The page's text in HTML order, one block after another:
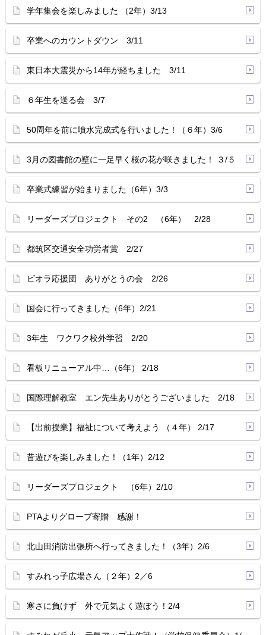
学年集会を楽しみました （2年）3/13
卒業へのカウントダウン 3/11
東日本大震災から14年が経ちました 3/11
６年生を送る会 3/7
50周年を前に噴水完成式を行いました！（６年）3/6
3月の図書館の壁に一足早く桜の花が咲きました！ ３/５
卒業式練習が始まりました（6年）3/3
リーダーズプロジェクト その2 （6年） 2/28
都筑区交通安全功労者賞 2/27
ビオラ応援団 ありがとうの会 2/26
国会に行ってきました（6年）2/21
3年生 ワクワク校外学習 2/20
看板リニューアル中…（6年） 2/18
国際理解教室 エン先生ありがとうございました 2/18
【出前授業】福祉について考えよう （４年） 2/17
昔遊びを楽しみました！（1年）2/12
リーダーズプロジェクト （6年）2/10
PTAよりグローブ寄贈 感謝！
北山田消防出張所へ行ってきました！（3年）2/6
すみれっ子広場さん（２年）2／6
寒さに負けず 外で元気よく遊ぼう！2/4